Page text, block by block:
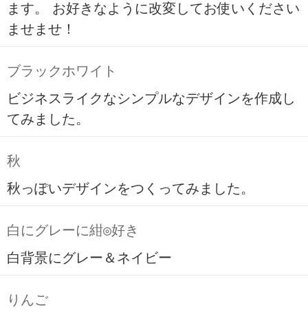
ます。 お好きなように改変してお使いください
ませませ！
ブラックホワイト
ビジネスライクなシンプルなデザインを作成し
てみました。
秋
秋っぽいデザインをつくってみました。
白にグレーに紺◎好き
白背景にグレー＆ネイビー
りんご